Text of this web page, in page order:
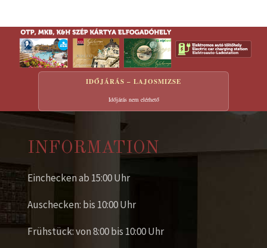
IDŐJÁRÁS – LAJOSMIZSE
Időjárás nem elérhető
INFORMATION
Einchecken ab 15:00 Uhr
Auschecken: bis 10:00 Uhr
Frühstück: von 8:00 bis 10:00 Uhr